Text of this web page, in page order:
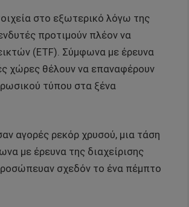
στο εξωτερικό λόγω της
προτιμούν πλέον να
(ETF). Σύμφωνα με έρευνα
χώρες θέλουν να επαναφέρουν
τύπου στα ξένα
αγορές ρεκόρ χρυσού, μια τάση
με έρευνα της διαχείρισης
σχεδόν το ένα πέμπτο